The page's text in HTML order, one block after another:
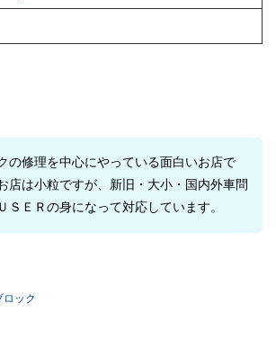
の修理を中心にやっている面白いお店で
店は小粒ですが、新旧・大小・国内外車問
ＳＥＲの身になって対応しています。
ック